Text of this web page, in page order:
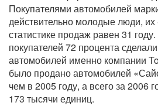
Покупателями автомобилей
действительно молодые люди, их
статистике продаж равен 31
покупателей 72 процента
автомобилей именно компании
было продано автомобилей
чем в 2005 году, а всего за 2006
173 тысячи единиц.